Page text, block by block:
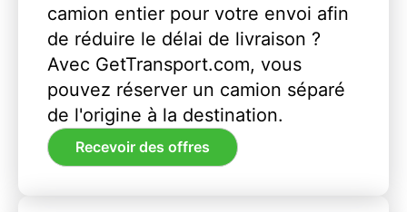
camion entier pour votre envoi afin
de réduire le délai de livraison ?
Avec GetTransport.com, vous
pouvez réserver un camion séparé
de l'origine à la destination.
Recevoir des offres